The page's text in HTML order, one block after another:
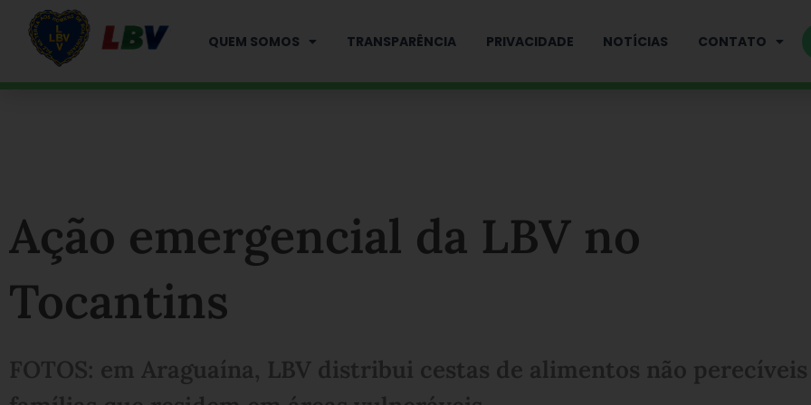
QUEM SOMOS TRANSPARÊNCIA PRIVACIDADE NOTÍCIAS CONTATO
Ação emergencial da LBV no
Tocantins
FOTOS: em Araguaína, LBV distribui cestas de alimentos não perecíveis